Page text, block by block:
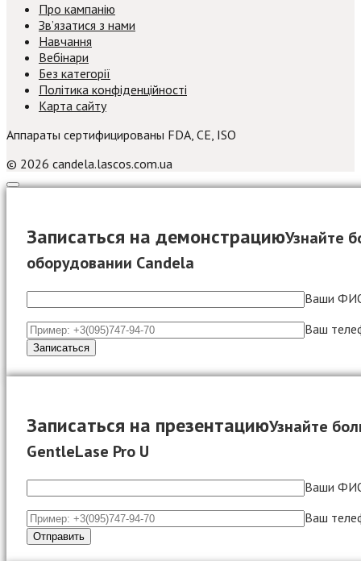
Про кампанію
Зв’язатися з нами
Навчання
Вебінари
Без категорії
Політика конфіденційності
Карта сайту
Аппараты сертифицированы FDA, CE, ISO
© 2026 candela.lascos.com.ua
Записаться на демонстрациюУзнайте
оборудовании Candela
Ваши
Ваш
Записаться на презентациюУзнайте
GentleLase Pro U
Ваши
Ваш